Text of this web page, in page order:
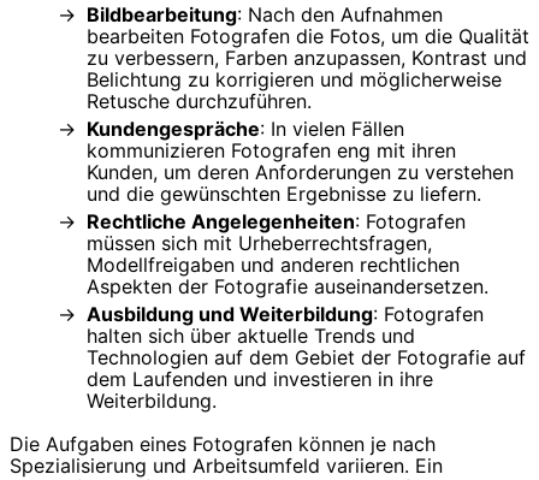
Bildbearbeitung: Nach den Aufnahmen
bearbeiten Fotografen die Fotos, um die Qualität
zu verbessern, Farben anzupassen, Kontrast und
Belichtung zu korrigieren und möglicherweise
Retusche durchzuführen.
Kundengespräche: In vielen Fällen
kommunizieren Fotografen eng mit ihren
Kunden, um deren Anforderungen zu verstehen
und die gewünschten Ergebnisse zu liefern.
Rechtliche Angelegenheiten: Fotografen
müssen sich mit Urheberrechtsfragen,
Modellfreigaben und anderen rechtlichen
Aspekten der Fotografie auseinandersetzen.
Ausbildung und Weiterbildung: Fotografen
halten sich über aktuelle Trends und
Technologien auf dem Gebiet der Fotografie auf
dem Laufenden und investieren in ihre
Weiterbildung.
Die Aufgaben eines Fotografen können je nach
Spezialisierung und Arbeitsumfeld variieren. Ein